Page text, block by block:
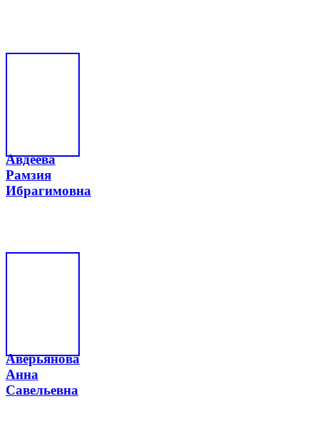
Авдеева
Рамзия
Ибрагимовна
Аверьянова
Анна
Савельевна